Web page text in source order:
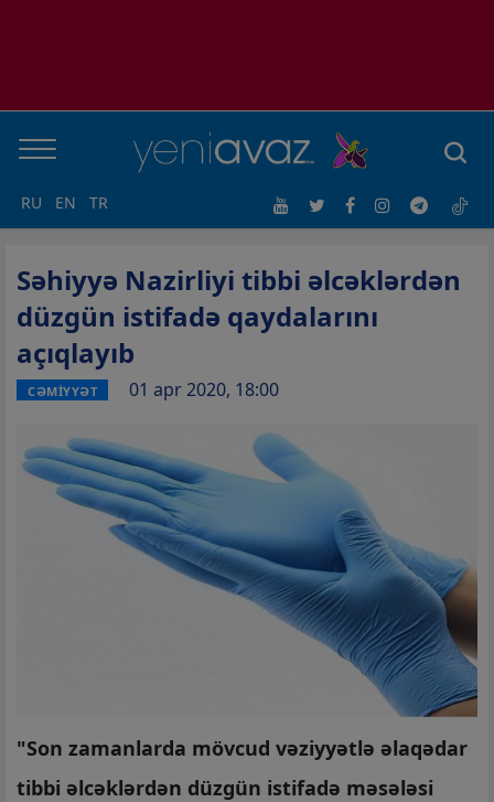
RU EN TR
Səhiyyə Nazirliyi tibbi əlcəklərdən
düzgün istifadə qaydalarını
açıqlayıb
CƏMİYYƏT 01 apr 2020, 18:00
"Son zamanlarda mövcud vəziyyətlə əlaqədar
tibbi əlcəklərdən düzgün istifadə məsələsi